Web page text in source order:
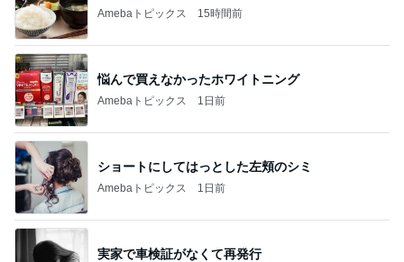
Amebaトピックス 15時間前
悩んで買えなかったホワイトニング
Amebaトピックス 1日前
ショートにしてはっとした左頬のシミ
Amebaトピックス 1日前
実家で車検証がなくて再発行